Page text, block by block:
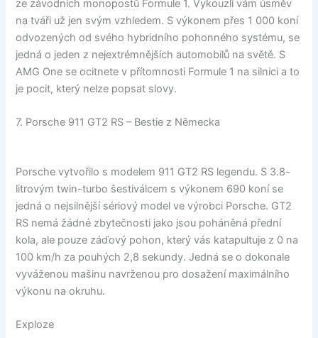
ze závodních monopostů Formule 1. Vykouzlí vám úsměv
na tváři už jen svým vzhledem. S výkonem přes 1 000 koní
odvozených od svého hybridního pohonného systému, se
jedná o jeden z nejextrémnějších automobilů na světě. S
AMG One se ocitnete v přítomnosti Formule 1 na silnici a to
je pocit, který nelze popsat slovy.
7. Porsche 911 GT2 RS – Bestie z Německa
Porsche vytvořilo s modelem 911 GT2 RS legendu. S 3.8-
litrovým twin-turbo šestiválcem s výkonem 690 koní se
jedná o nejsilnější sériový model ve výrobci Porsche. GT2
RS nemá žádné zbytečnosti jako jsou poháněná přední
kola, ale pouze záďový pohon, který vás katapultuje z 0 na
100 km/h za pouhých 2,8 sekundy. Jedná se o dokonale
vyváženou mašinu navrženou pro dosažení maximálního
výkonu na okruhu.
Exploze